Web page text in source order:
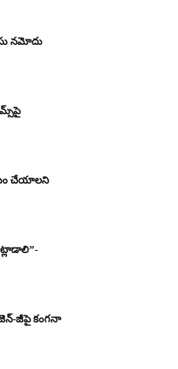
నమోదు
చేయాలని
జెన్-జీపై కంగనా